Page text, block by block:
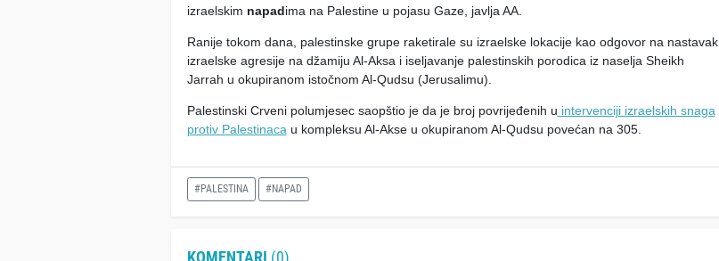
izraelskim napadima na Palestine u pojasu Gaze, javlja AA.
Ranije tokom dana, palestinske grupe raketirale su izraelske lokacije kao odgovor na nastavak
izraelske agresije na džamiju Al-Aksa i iseljavanje palestinskih porodica iz naselja Sheikh
Jarrah u okupiranom istočnom Al-Qudsu (Jerusalimu).
Palestinski Crveni polumjesec saopštio je da je broj povrijeđenih u intervenciji izraelskih snaga
protiv Palestinaca u kompleksu Al-Akse u okupiranom Al-Qudsu povećan na 305.
#PALESTINA #NAPAD
KOMENTARI (0)